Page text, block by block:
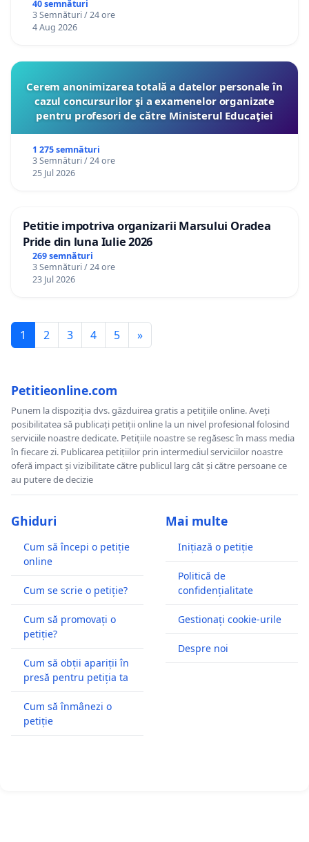
40 semnături
3 Semnături / 24 ore
4 Aug 2026
Cerem anonimizarea totală a datelor personale în
cazul concursurilor şi a examenelor organizate
pentru profesori de către Ministerul Educaţiei
1 275 semnături
3 Semnături / 24 ore
25 Jul 2026
Petitie impotriva organizarii Marsului Oradea
Pride din luna Iulie 2026
269 semnături
3 Semnături / 24 ore
23 Jul 2026
1 2 3 4 5 »
Petitieonline.com
Punem la dispoziția dvs. găzduirea gratis a petițiile online. Aveți
posibilitatea să publicați petiții online la un nivel profesional folosind
serviciile noastre dedicate. Petițiile noastre se regăsesc în mass media
în fiecare zi. Publicarea petițiilor prin intermediul serviciilor noastre
oferă impact și vizibilitate către publicul larg cât și către persoane ce
au putere de decizie
Ghiduri
Cum să începi o petiție
online
Cum se scrie o petiție?
Cum să promovați o
petiție?
Cum să obții apariții în
presă pentru petiția ta
Cum să înmânezi o
petiție
Mai multe
Inițiază o petiție
Politică de
confidențialitate
Gestionați cookie-urile
Despre noi